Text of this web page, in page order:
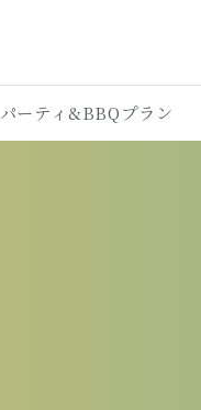
パーティ&BBQプラン